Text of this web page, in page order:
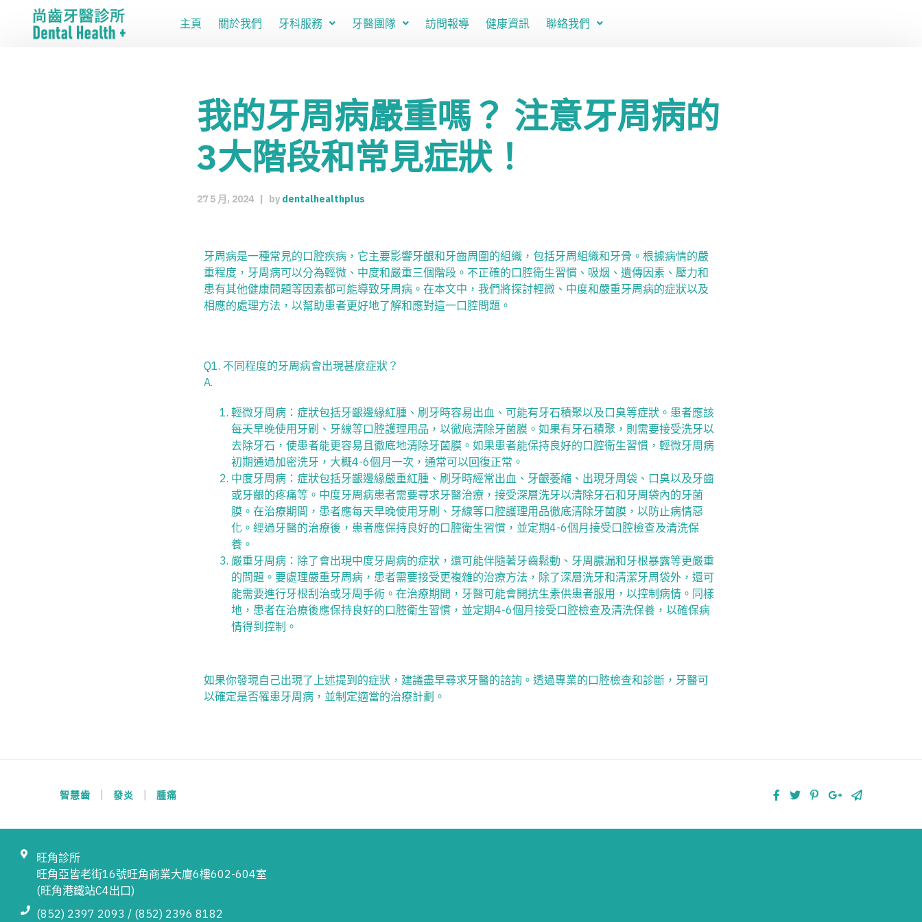
主頁 關於我們 牙科服務 牙醫團隊 訪問報導 健康資訊 聯絡我們
我的牙周病嚴重嗎？ 注意牙周病的
3大階段和常見症狀！
27 5 月, 2024 | by dentalhealthplus
牙周病是一種常見的口腔疾病，它主要影響牙齦和牙齒周圍的組織，包括牙周組織和牙骨。根據病情的嚴
重程度，牙周病可以分為輕微、中度和嚴重三個階段。不正確的口腔衛生習慣、吸烟、遺傳因素、壓力和
患有其他健康問題等因素都可能導致牙周病。在本文中，我們將探討輕微、中度和嚴重牙周病的症狀以及
相應的處理方法，以幫助患者更好地了解和應對這一口腔問題。
Q1. 不同程度的牙周病會出現甚麼症狀？
A.
輕微牙周病：症狀包括牙齦邊緣紅腫、刷牙時容易出血、可能有牙石積聚以及口臭等症狀。患者應該
每天早晚使用牙刷、牙線等口腔護理用品，以徹底清除牙菌膜。如果有牙石積聚，則需要接受洗牙以
去除牙石，使患者能更容易且徹底地清除牙菌膜。如果患者能保持良好的口腔衛生習慣，輕微牙周病
初期通過加密洗牙，大概4-6個月一次，通常可以回復正常。
中度牙周病：症狀包括牙齦邊緣嚴重紅腫、刷牙時經常出血、牙齦萎縮、出現牙周袋、口臭以及牙齒
或牙齦的疼痛等。中度牙周病患者需要尋求牙醫治療，接受深層洗牙以清除牙石和牙周袋內的牙菌
膜。在治療期間，患者應每天早晚使用牙刷、牙線等口腔護理用品徹底清除牙菌膜，以防止病情惡
化。經過牙醫的治療後，患者應保持良好的口腔衛生習慣，並定期4-6個月接受口腔檢查及清洗保
養。
嚴重牙周病：除了會出現中度牙周病的症狀，還可能伴隨著牙齒鬆動、牙周膿漏和牙根暴露等更嚴重
的問題。要處理嚴重牙周病，患者需要接受更複雜的治療方法，除了深層洗牙和清潔牙周袋外，還可
能需要進行牙根刮治或牙周手術。在治療期間，牙醫可能會開抗生素供患者服用，以控制病情。同樣
地，患者在治療後應保持良好的口腔衛生習慣，並定期4-6個月接受口腔檢查及清洗保養，以確保病
情得到控制。
如果你發現自己出現了上述提到的症狀，建議盡早尋求牙醫的諮詢。透過專業的口腔檢查和診斷，牙醫可
以確定是否罹患牙周病，並制定適當的治療計劃。
智慧齒 | 發炎 | 腫痛
旺角診所
旺角亞皆老街16號旺角商業大廈6樓602-604室
(旺角港鐵站C4出口)
(852) 2397 2093 / (852) 2396 8182